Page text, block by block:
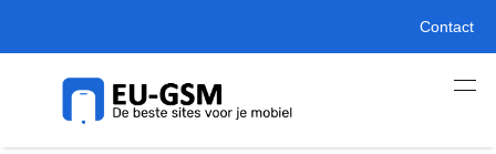
Contact